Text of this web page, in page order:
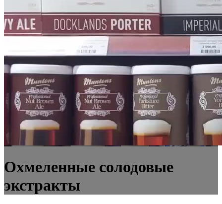
Охмеленные солодовые
экстракты